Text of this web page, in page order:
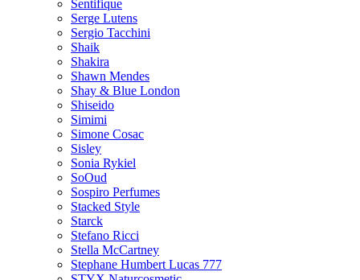
Sentifique
Serge Lutens
Sergio Tacchini
Shaik
Shakira
Shawn Mendes
Shay & Blue London
Shiseido
Simimi
Simone Cosac
Sisley
Sonia Rykiel
SoOud
Sospiro Perfumes
Stacked Style
Starck
Stefano Ricci
Stella McCartney
Stephane Humbert Lucas 777